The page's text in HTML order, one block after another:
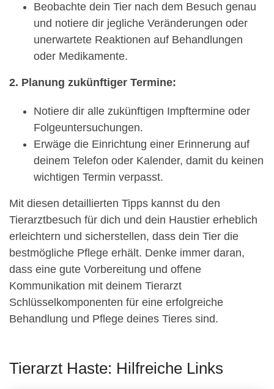
Beobachte dein Tier nach dem Besuch genau
und notiere dir jegliche Veränderungen oder
unerwartete Reaktionen auf Behandlungen
oder Medikamente.
2. Planung zukünftiger Termine:
Notiere dir alle zukünftigen Impftermine oder
Folgeuntersuchungen.
Erwäge die Einrichtung einer Erinnerung auf
deinem Telefon oder Kalender, damit du keinen
wichtigen Termin verpasst.
Mit diesen detaillierten Tipps kannst du den
Tierarztbesuch für dich und dein Haustier erheblich
erleichtern und sicherstellen, dass dein Tier die
bestmögliche Pflege erhält. Denke immer daran,
dass eine gute Vorbereitung und offene
Kommunikation mit deinem Tierarzt
Schlüsselkomponenten für eine erfolgreiche
Behandlung und Pflege deines Tieres sind.
Tierarzt Haste: Hilfreiche Links